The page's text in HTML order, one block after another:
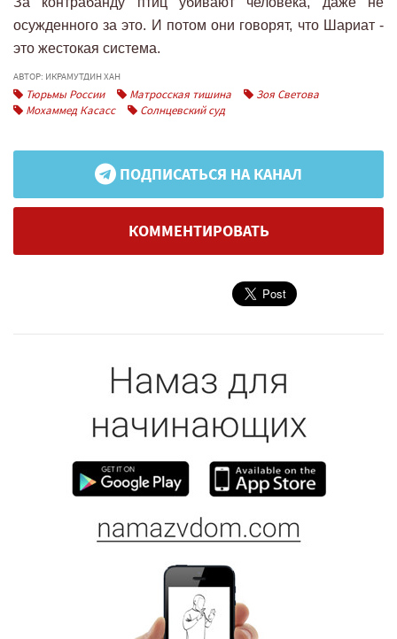
осужденного за это. И потом они говорят, что Шариат -
это жестокая система.
АВТОР: ИКРАМУТДИН ХАН
Тюрьмы России Матросская тишина
Зоя Светова
Мохаммед Касасс
Солнцевский суд
ПОДПИСАТЬСЯ НА КАНАЛ
КОММЕНТИРОВАТЬ